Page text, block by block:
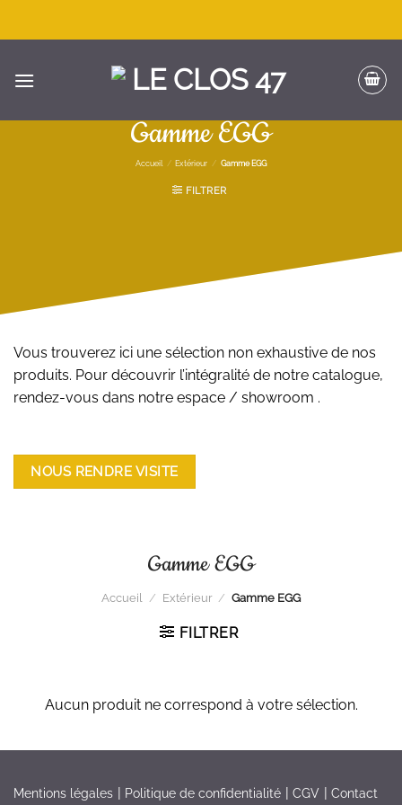
Gamme EGG
Accueil / Extérieur / Gamme EGG
FILTRER
Vous trouverez ici une sélection non exhaustive de nos
produits. Pour découvrir l’intégralité de notre catalogue,
rendez-vous dans notre espace / showroom .
NOUS RENDRE VISITE
Gamme EGG
Accueil / Extérieur / Gamme EGG
FILTRER
Aucun produit ne correspond à votre sélection.
Mentions légales Politique de confidentialité CGV Contact